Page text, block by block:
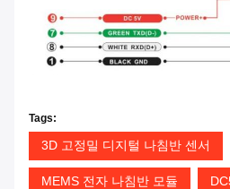
Tags:
3D 고정밀 디지털 나침반 센서
MEMS 전자 나침반 모듈